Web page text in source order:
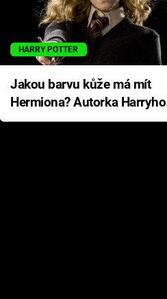
HARRY POTTER
Jakou barvu kůže má mít
Hermiona? Autorka Harryho
Pottera přišla s ráznou